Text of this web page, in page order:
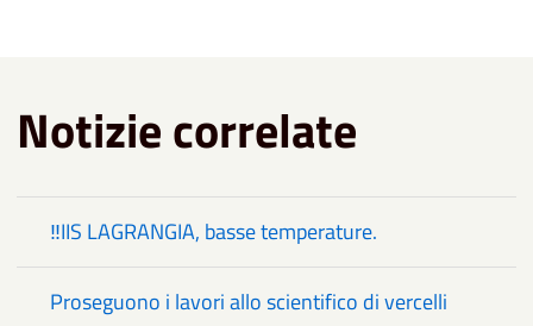
Notizie correlate
‼️IIS LAGRANGIA, basse temperature.
Proseguono i lavori allo scientifico di vercelli